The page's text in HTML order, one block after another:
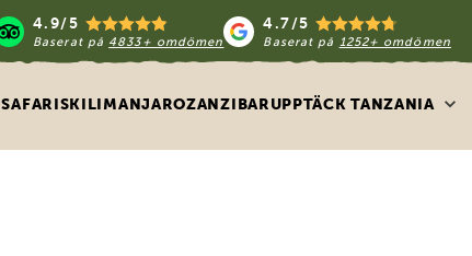
4.9/5
Baserat på 4833+ omdömen
4.7/5
Baserat på 1252+ omdömen
SAFARISKILIMANJAROZANZIBARUPPTÄCK TANZANIA